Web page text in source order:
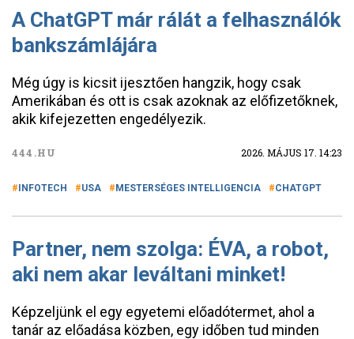
A ChatGPT már rálát a felhasználók
bankszámlájára
Még úgy is kicsit ijesztően hangzik, hogy csak
Amerikában és ott is csak azoknak az előfizetőknek,
akik kifejezetten engedélyezik.
444.HU 2026. MÁJUS 17. 14:23
INFOTECH USA MESTERSÉGES INTELLIGENCIA CHATGPT
Partner, nem szolga: ÉVA, a robot,
aki nem akar leváltani minket!
Képzeljünk el egy egyetemi előadótermet, ahol a
tanár az előadása közben, egy időben tud minden